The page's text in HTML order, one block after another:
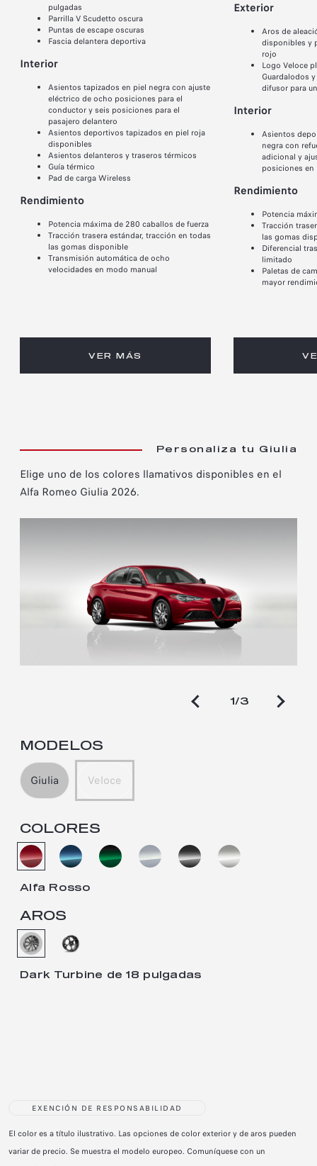
italiano inspirado y tecnología enfocada
en la satisfacción, el Alfa Romeo Giulia
2026 es un sedán de lujo creado para
una pasión sin límites.
CONOCE MÁS
pulgadas
Parrilla V Scudetto oscura
Puntas de escape oscuras
Fascia delantera deportiva
Interior
Asientos tapizados en piel negra con ajuste
eléctrico de ocho posiciones para el
conductor y seis posiciones para el
pasajero delantero
Asientos deportivos tapizados en piel roja
disponibles
Asientos delanteros y traseros térmicos
Guía térmico
Pad de carga Wireless
Rendimiento
Potencia máxima de 280 caballos de fuerza
Tracción trasera estándar, tracción en todas
las gomas disponible
Transmisión automática de ocho
velocidades en modo manual
VER MÁS
Exterior
Aros de
disponibles y
rojo
Logo Veloce
Guardalodos
difusor para
Interior
Asientos
negra con
adicional y
posiciones
Rendimiento
Potencia
Tracción
las gomas
Diferencial
limitado
Paletas de
mayor
Personaliza tu Giulia
Elige uno de los colores llamativos disponibles en el
Alfa Romeo Giulia 2026.
1/3
MODELOS
Giulia Veloce
COLORES
Alfa Rosso
AROS
Dark Turbine de 18 pulgadas
EXENCIÓN DE RESPONSABILIDAD
El color es a título ilustrativo. Las opciones de color exterior y de aros pueden
variar de precio. Se muestra el modelo europeo. Comuníquese con un